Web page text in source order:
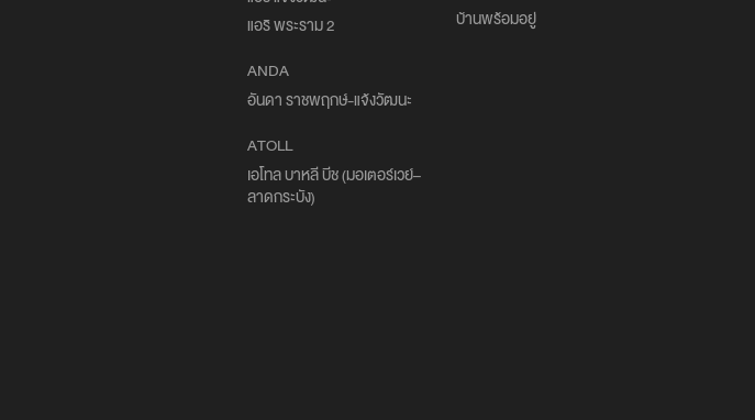
แอริ พระราม 2
ANDA
อันดา ราชพฤกษ์-แจ้งวัฒนะ
ATOLL
เอโทล บาหลี บีช (มอเตอร์เวย์–
ลาดกระบัง)
บ้านพร้อมอยู่